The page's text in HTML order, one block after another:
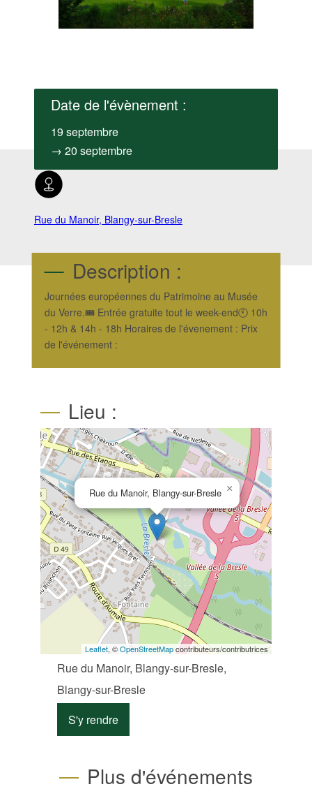
Date de l'évènement :
19 septembre
→ 20 septembre
Rue du Manoir, Blangy-sur-Bresle
Description :
Journées européennes du Patrimoine au Musée
du Verre.🎟 Entrée gratuite tout le week-end🕙 10h
- 12h & 14h - 18h Horaires de l'évenement : Prix
de l'événement :
Lieu :
Rue du Manoir, Blangy-sur-Bresle ×
Leaflet, ©OpenStreetMapcontributeurs/contributrices
Rue du Manoir, Blangy-sur-Bresle,
Blangy-sur-Bresle
S'y rendre
Plus d'événements